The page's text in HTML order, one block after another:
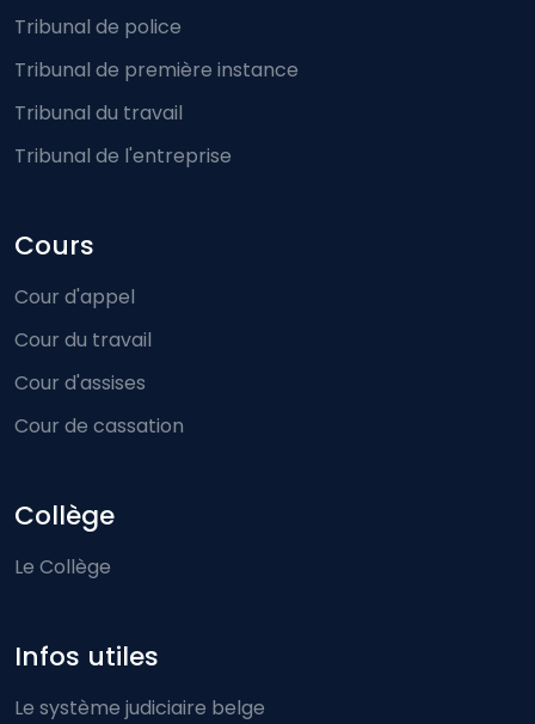
Tribunal de police
Tribunal de première instance
Tribunal du travail
Tribunal de l'entreprise
Cours
Cour d'appel
Cour du travail
Cour d'assises
Cour de cassation
Collège
Le Collège
Infos utiles
Le système judiciaire belge